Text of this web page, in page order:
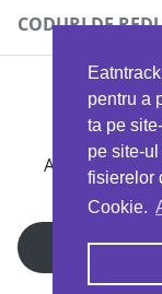
pentru a
ta pe
pe site-
fisierelor
Cookie.
Politica de
Copyright © 2026
CODURI DE
Ai 40%